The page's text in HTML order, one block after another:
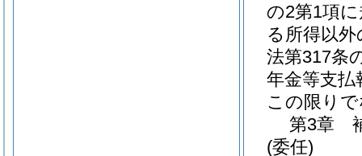
の2第1項
る所得以
法第317条
年金等支払
この限り
第3章
(委任)